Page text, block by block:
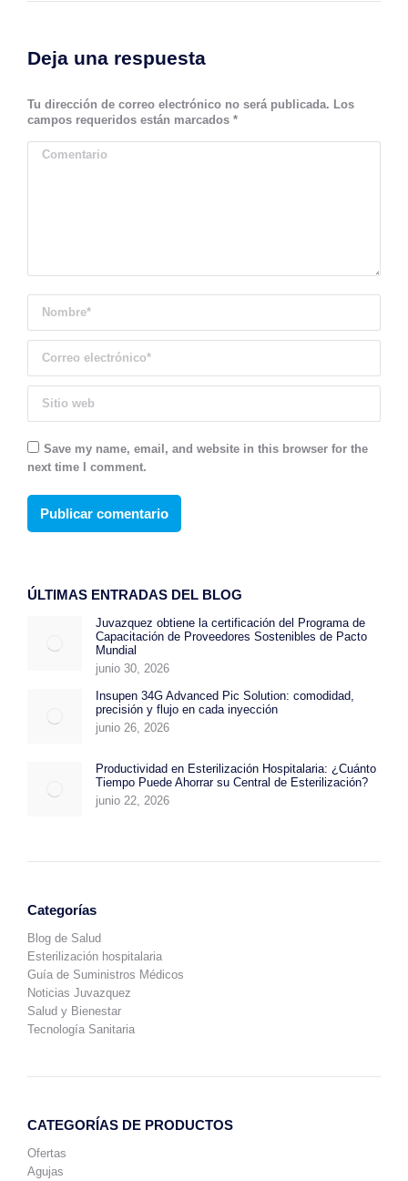
Deja una respuesta
Tu dirección de correo electrónico no será publicada. Los
campos requeridos están marcados *
Comentario
Save my name, email, and website in this browser for the
next time I comment.
Publicar comentario
ÚLTIMAS ENTRADAS DEL BLOG
Juvazquez obtiene la certificación del Programa de
Capacitación de Proveedores Sostenibles de Pacto
Mundial
junio 30, 2026
Insupen 34G Advanced Pic Solution: comodidad,
precisión y flujo en cada inyección
junio 26, 2026
Productividad en Esterilización Hospitalaria: ¿Cuánto
Tiempo Puede Ahorrar su Central de Esterilización?
junio 22, 2026
Categorías
Blog de Salud
Esterilización hospitalaria
Guía de Suministros Médicos
Noticias Juvazquez
Salud y Bienestar
Tecnología Sanitaria
CATEGORÍAS DE PRODUCTOS
Ofertas
Agujas